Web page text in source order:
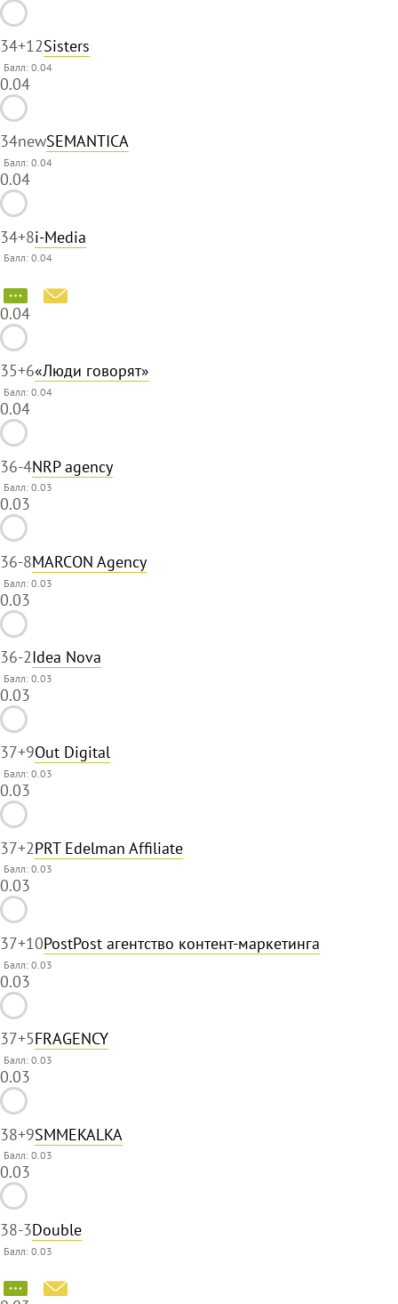
34+12Sisters
Балл: 0.04
0.04
34newSEMANTICA
Балл: 0.04
0.04
34+8i-Media
Балл: 0.04
0.04
35+6«Люди говорят»
Балл: 0.04
0.04
36-4NRP agency
Балл: 0.03
0.03
36-8MARCON Agency
Балл: 0.03
0.03
36-2Idea Nova
Балл: 0.03
0.03
37+9Out Digital
Балл: 0.03
0.03
37+2PRT Edelman Affiliate
Балл: 0.03
0.03
37+10PostPost агентство контент-маркетинга
Балл: 0.03
0.03
37+5FRAGENCY
Балл: 0.03
0.03
38+9SMMEKALKA
Балл: 0.03
0.03
38-3Double
Балл: 0.03